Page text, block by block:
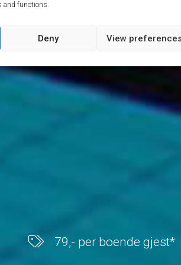
and functions.
Deny View
79,- per boende gjest*